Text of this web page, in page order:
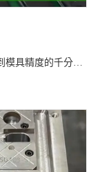
模具精度的千分尺
測。 步步嚴格，